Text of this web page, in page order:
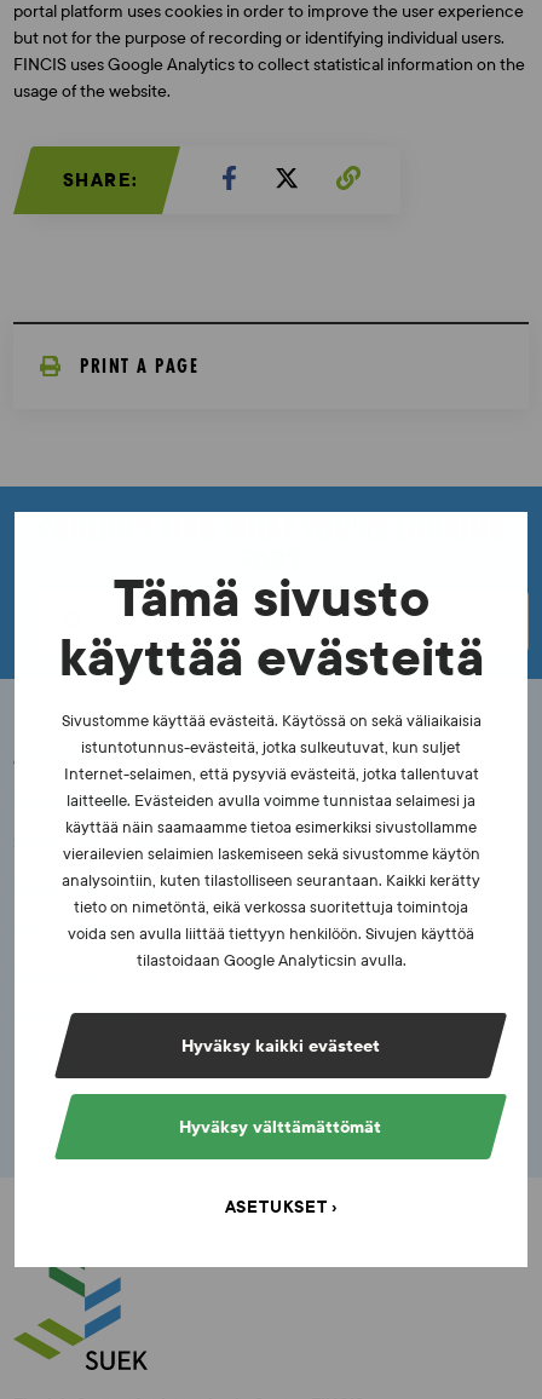
Tämä sivusto
käyttää evästeitä
Sivustomme käyttää evästeitä. Käytössä on sekä väliaikaisia
istuntotunnus-evästeitä, jotka sulkeutuvat, kun suljet
Internet-selaimen, että pysyviä evästeitä, jotka tallentuvat
laitteelle. Evästeiden avulla voimme tunnistaa selaimesi ja
käyttää näin saamaamme tietoa esimerkiksi sivustollamme
vierailevien selaimien laskemiseen sekä sivustomme käytön
analysointiin, kuten tilastolliseen seurantaan. Kaikki kerätty
tieto on nimetöntä, eikä verkossa suoritettuja toimintoja
voida sen avulla liittää tiettyyn henkilöön. Sivujen käyttöä
tilastoidaan Google Analyticsin avulla.
Hyväksy kaikki evästeet
Hyväksy välttämättömät
ASETUKSET
portal platform uses cookies in order to improve the user experience
but not for the purpose of recording or identifying individual users.
FINCIS uses Google Analytics to collect statistical information on the
usage of the website.
SHARE:
PRINT A PAGE
Anti-doping activities
Manipulation of sports competitions
Spectator safety
Integrity in Sports
Education
Investigation
FINCIS